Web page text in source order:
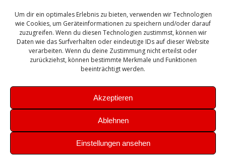
Um dir ein optimales Erlebnis zu bieten, verwenden wir Technologien
wie Cookies, um Geräteinformationen zu speichern und/oder darauf
zuzugreifen. Wenn du diesen Technologien zustimmst, können wir
Daten wie das Surfverhalten oder eindeutige IDs auf dieser Website
verarbeiten. Wenn du deine Zustimmung nicht erteilst oder
zurückziehst, können bestimmte Merkmale und Funktionen
beeinträchtigt werden.
Akzeptieren
Ablehnen
Einstellungen ansehen
Sanierung SBS Security Server Sicherheit
Sicherung SIEM Sophos SSL Ubuntu
Update Upgrade UTM VCenter VCSA Veeam
VMWare VPN WAZUH Windows
Zertifikat
Theme